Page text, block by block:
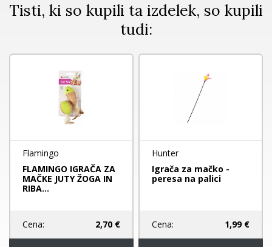
Tisti, ki so kupili ta izdelek, so kupili
tudi:
Flamingo
FLAMINGO IGRAČA ZA
MAČKE JUTY ŽOGA IN
RIBA...
Cena: 2,70 €
Hunter
Igrača za mačko -
peresa na palici
Cena: 1,99 €